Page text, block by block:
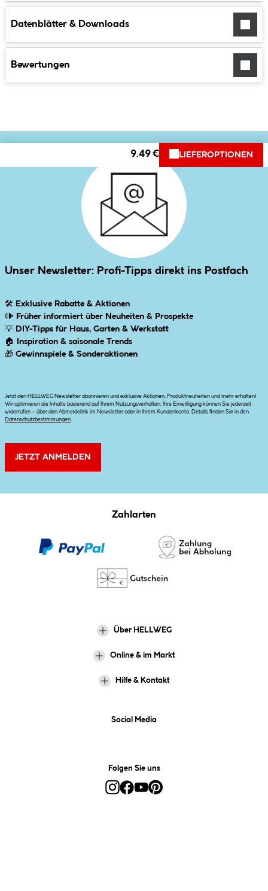
Datenblätter & Downloads
Bewertungen
9.49 € LIEFEROPTIONEN
Unser Newsletter: Profi-Tipps direkt ins Postfach
🛠 Exklusive Rabatte & Aktionen
🕪 Früher informiert über Neuheiten & Prospekte
💡 DIY-Tipps für Haus, Garten & Werkstatt
🏠
Inspiration & saisonale Trends
🎁 Gewinnspiele & Sonderaktionen
Jetzt den HELLWEG Newsletter abonnieren und exklusive Aktionen, Produktneuheiten und mehr erhalten!
Wir optimieren die Inhalte basierend auf Ihrem Nutzungsverhalten. Ihre Einwilligung können Sie jederzeit
widerrufen – über den Abmeldelink im Newsletter oder in Ihrem Kundenkonto. Details finden Sie in den
Datenschutzbestimmungen
JETZT ANMELDEN
Zahlarten
Über HELLWEG
Online & im Markt
Hilfe & Kontakt
Social Media
Folgen Sie uns